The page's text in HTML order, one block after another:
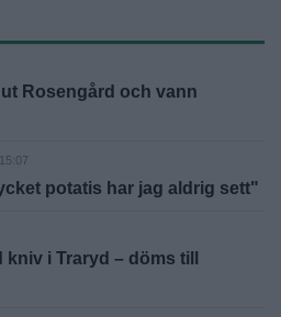
Rosengård och vann
potatis har jag aldrig sett"
i Traryd – döms till